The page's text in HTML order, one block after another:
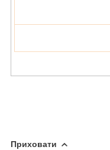
Приховати